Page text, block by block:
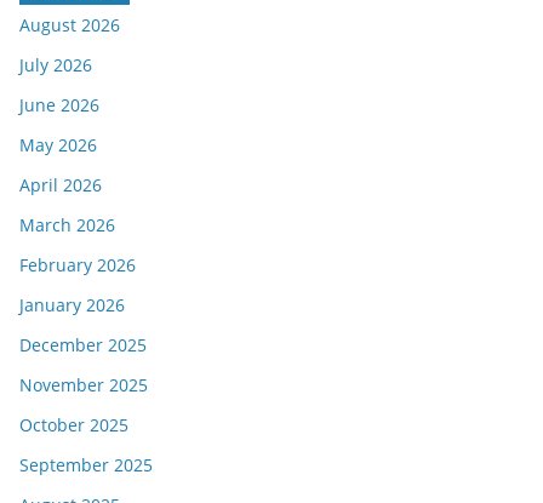
August 2026
July 2026
June 2026
May 2026
April 2026
March 2026
February 2026
January 2026
December 2025
November 2025
October 2025
September 2025